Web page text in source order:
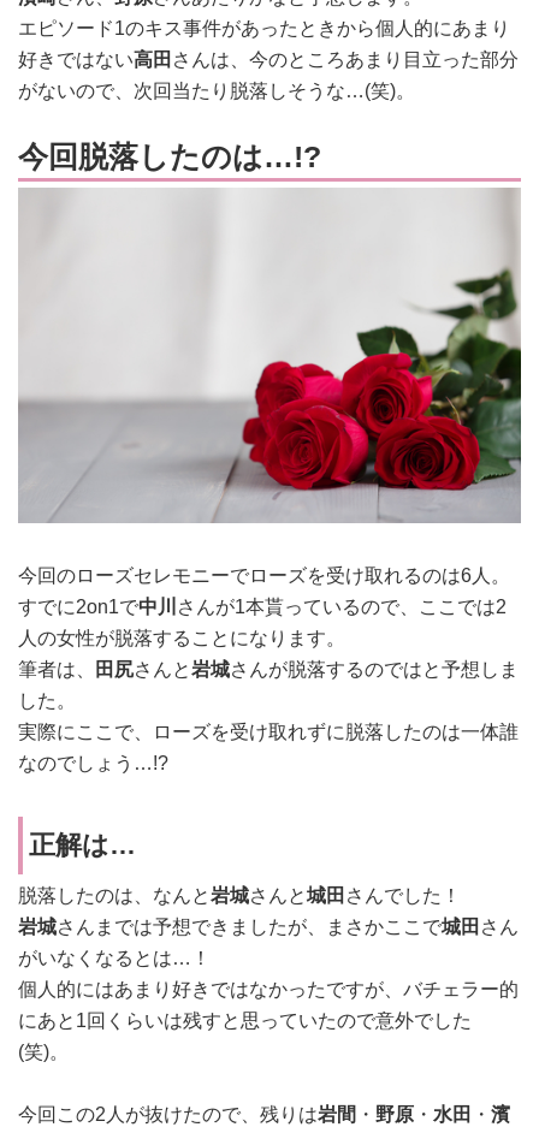
エピソード1のキス事件があったときから個人的にあまり
好きではない高田 さんは、今のところあまり目立った部分
がないので、 次回当たり脱落しそうな…(笑)。
今回脱落したのは…!?
今回のローズセレモニーでローズを受け取れるのは6人。
すでに2on1で中川
さんが1本貰っているので、ここでは2
人の女性が脱落することになります。
筆者は、
田尻さんと岩城さんが脱落するのではと予想しま
した。
実際にここで、ローズを受け取れずに脱落したのは一体誰
なのでしょう…!?
正解は…
脱落したのは、なんと岩城さんと城田 さんでした！
岩城さんまでは予想できましたが、まさかここで城田 さん
がいなくなるとは…！
個人的にはあまり好きではなかったですが、バチェラー的
にあと1回くらいは残すと思っていたので意外でした
(笑)。
今回この2人が抜けたので、残りは岩間 ・ 野原 ・ 水田 ・ 濱